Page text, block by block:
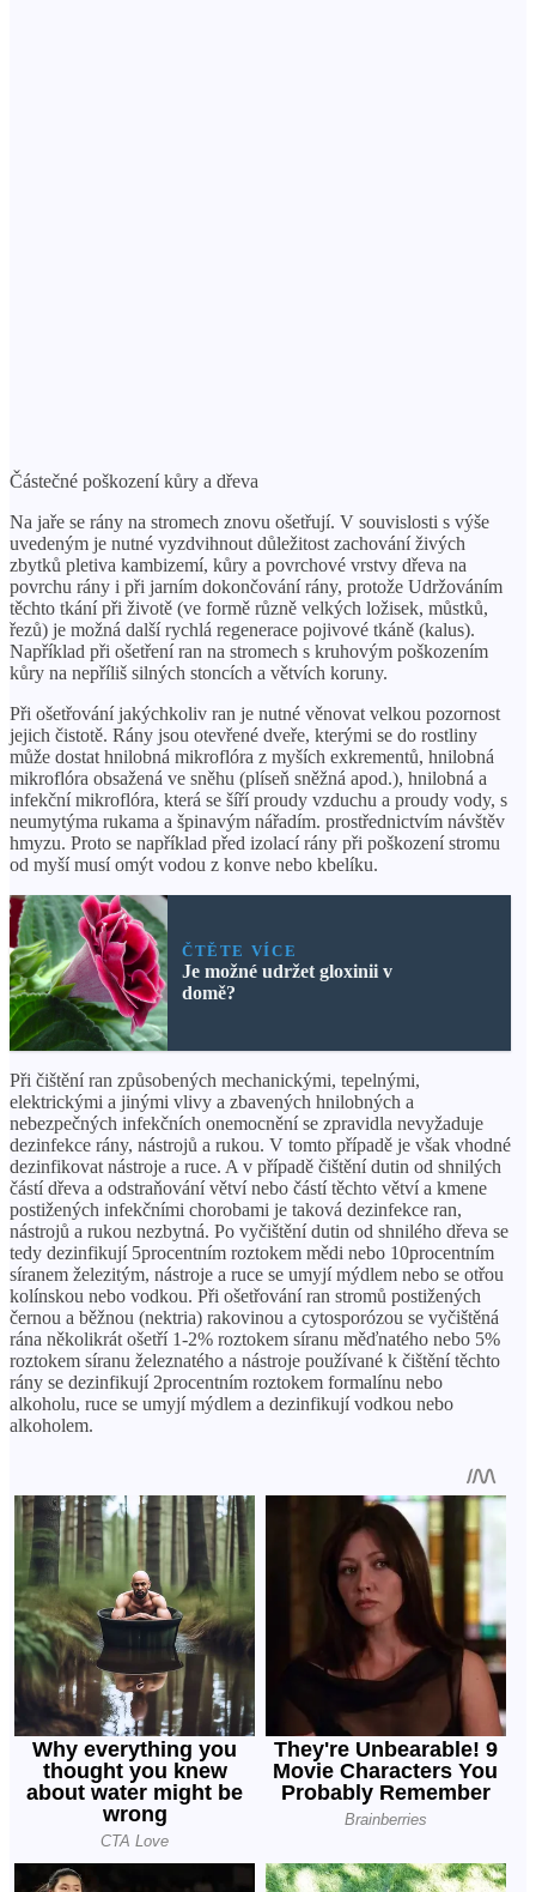
Částečné poškození kůry a dřeva
Na jaře se rány na stromech znovu ošetřují. V souvislosti s výše
uvedeným je nutné vyzdvihnout důležitost zachování živých
zbytků pletiva kambizemí, kůry a povrchové vrstvy dřeva na
povrchu rány i při jarním dokončování rány, protože Udržováním
těchto tkání při životě (ve formě různě velkých ložisek, můstků,
řezů) je možná další rychlá regenerace pojivové tkáně (kalus).
Například při ošetření ran na stromech s kruhovým poškozením
kůry na nepříliš silných stoncích a větvích koruny.
Při ošetřování jakýchkoliv ran je nutné věnovat velkou pozornost
jejich čistotě. Rány jsou otevřené dveře, kterými se do rostliny
může dostat hnilobná mikroflóra z myších exkrementů, hnilobná
mikroflóra obsažená ve sněhu (plíseň sněžná apod.), hnilobná a
infekční mikroflóra, která se šíří proudy vzduchu a proudy vody, s
neumytýma rukama a špinavým nářadím. prostřednictvím návštěv
hmyzu. Proto se například před izolací rány při poškození stromu
od myší musí omýt vodou z konve nebo kbelíku.
ČTĚTE VÍCE
Je možné udržet gloxinii v
domě?
Při čištění ran způsobených mechanickými, tepelnými,
elektrickými a jinými vlivy a zbavených hnilobných a
nebezpečných infekčních onemocnění se zpravidla nevyžaduje
dezinfekce rány, nástrojů a rukou. V tomto případě je však vhodné
dezinfikovat nástroje a ruce. A v případě čištění dutin od shnilých
částí dřeva a odstraňování větví nebo částí těchto větví a kmene
postižených infekčními chorobami je taková dezinfekce ran,
nástrojů a rukou nezbytná. Po vyčištění dutin od shnilého dřeva se
tedy dezinfikují 5procentním roztokem mědi nebo 10procentním
síranem železitým, nástroje a ruce se umyjí mýdlem nebo se otřou
kolínskou nebo vodkou. Při ošetřování ran stromů postižených
černou a běžnou (nektria) rakovinou a cytosporózou se vyčištěná
rána několikrát ošetří 1-2% roztokem síranu měďnatého nebo 5%
roztokem síranu železnatého a nástroje používané k čištění těchto
rány se dezinfikují 2procentním roztokem formalínu nebo
alkoholu, ruce se umyjí mýdlem a dezinfikují vodkou nebo
alkoholem.